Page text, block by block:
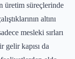
süreçlerinde
altını
mesleki sırları
gelir kapısı da